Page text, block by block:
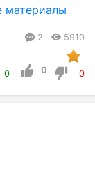
материалы
2 5910
0 0 0